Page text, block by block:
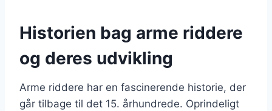
Historien bag arme riddere
og deres udvikling
Arme riddere har en fascinerende historie, der
går tilbage til det 15. århundrede. Oprindeligt